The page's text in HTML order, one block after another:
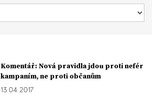
Komentář: Nová pravidla jdou proti nefér
kampaním, ne proti občanům
13. 04. 2017